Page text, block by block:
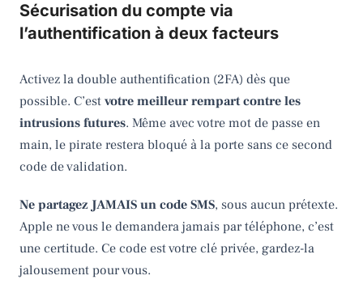
Sécurisation du compte via
l’authentification à deux facteurs
Activez la double authentification (2FA) dès que
possible. C’est votre meilleur rempart contre les
intrusions futures. Même avec votre mot de passe en
main, le pirate restera bloqué à la porte sans ce second
code de validation.
Ne partagez JAMAIS un code SMS, sous aucun prétexte.
Apple ne vous le demandera jamais par téléphone, c’est
une certitude. Ce code est votre clé privée, gardez-la
jalousement pour vous.